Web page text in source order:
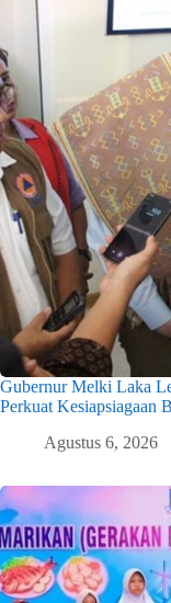
Gubernur Melki Laka
Perkuat Kesiapsiagaan
Agustus 6, 2026